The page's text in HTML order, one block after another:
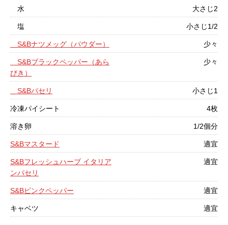
水 大さじ2
塩 小さじ1/2
S&Bナツメッグ（パウダー） 少々
S&Bブラックペッパー（あら
びき）
少々
S&Bパセリ 小さじ1
冷凍パイシート 4枚
溶き卵 1/2個分
S&Bマスタード 適宜
S&Bフレッシュハーブ イタリア
ンパセリ
適宜
S&Bピンクペッパー 適宜
キャベツ 適宜